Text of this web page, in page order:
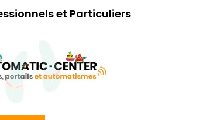
et Particuliers